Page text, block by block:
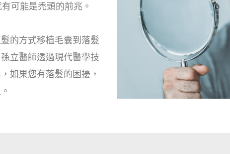
可能是禿頭的前兆。
的方式移植毛囊到落髮
立醫師透過現代醫學技
如果您有落髮的困擾，